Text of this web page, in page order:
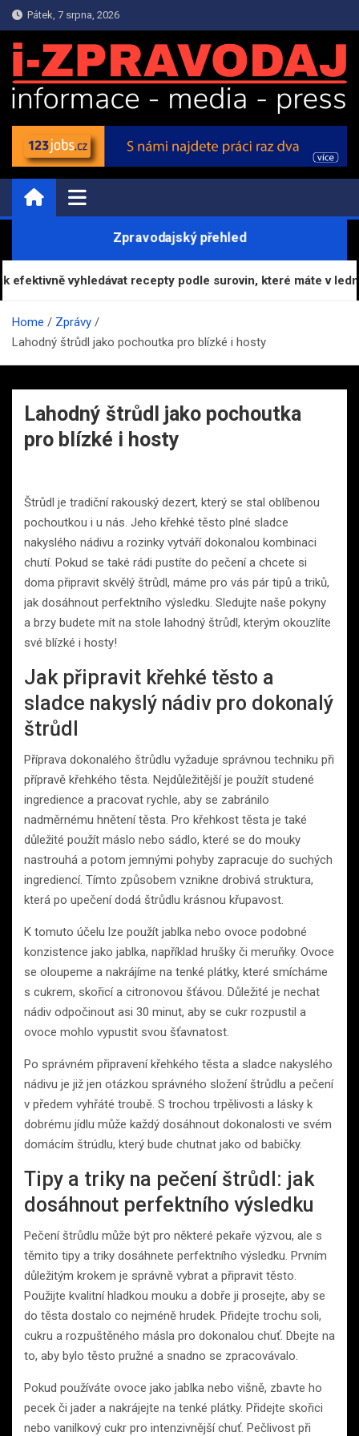
Skip
to
content
Pátek, 7 srpna, 2026
i-ZPRAVODAJ.CZ | Zprávy
Informační portál
Zpravodajský přehled
vyhledávat recepty podle surovin, které máte v lednici
Home
Zprávy
Lahodný štrůdl jako pochoutka pro blízké i hosty
Lahodný štrůdl jako pochoutka
pro blízké i hosty
Štrůdl je tradiční rakouský dezert, který se stal oblíbenou
pochoutkou i u nás. Jeho křehké těsto plné sladce
nakyslého nádivu a rozinky vytváří dokonalou kombinaci
chutí. Pokud se také rádi pustíte do pečení a chcete si
doma připravit skvělý štrůdl, máme pro vás pár tipů a triků,
jak dosáhnout perfektního výsledku. Sledujte naše pokyny
a brzy budete mít na stole lahodný štrůdl, kterým okouzlíte
své blízké i hosty!
Jak připravit křehké těsto a
sladce nakyslý nádiv pro dokonalý
štrůdl
Příprava dokonalého štrůdlu vyžaduje správnou techniku při
přípravě křehkého těsta. Nejdůležitější je použít studené
ingredience a pracovat rychle, aby se zabránilo
nadměrnému hnětení těsta. Pro křehkost těsta je také
důležité použít máslo nebo sádlo, které se do mouky
nastrouhá a potom jemnými pohyby zapracuje do suchých
ingrediencí. Tímto způsobem vznikne drobivá struktura,
která po upečení dodá štrůdlu krásnou křupavost.
K tomuto účelu lze použít jablka nebo ovoce podobné
konzistence jako jablka, například hrušky či meruňky. Ovoce
se oloupeme a nakrájíme na tenké plátky, které smícháme
s cukrem, skořicí a citronovou šťávou. Důležité je nechat
nádiv odpočinout asi 30 minut, aby se cukr rozpustil a
ovoce mohlo vypustit svou šťavnatost.
Po správném připravení křehkého těsta a sladce nakyslého
nádivu je již jen otázkou správného složení štrůdlu a pečení
v předem vyhřáté troubě. S trochou trpělivosti a lásky k
dobrému jídlu může každý dosáhnout dokonalosti ve svém
domácím štrúdlu, který bude chutnat jako od babičky.
Tipy a triky na pečení štrůdl: jak
dosáhnout perfektního výsledku
Pečení štrůdlu může být pro některé pekaře výzvou, ale s
těmito tipy a triky dosáhnete perfektního výsledku. Prvním
důležitým krokem je správně vybrat a připravit těsto.
Použijte kvalitní hladkou mouku a dobře ji prosejte, aby se
do těsta dostalo co nejméně hrudek. Přidejte trochu soli,
cukru a rozpuštěného másla pro dokonalou chuť. Dbejte na
to, aby bylo těsto pružné a snadno se zpracovávalo.
Pokud používáte ovoce jako jablka nebo višně, zbavte ho
pecek či jader a nakrájejte na tenké plátky. Přidejte skořici
nebo vanilkový cukr pro intenzivnější chuť. Pečlivost při